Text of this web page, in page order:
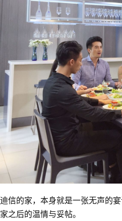
迪信的家，本身就是一张无声的
家之后的温情与妥帖。